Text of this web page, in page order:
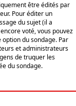
être édités par
Pour éditer un
du sujet (il a
voté, vous pouvez
du sondage. Par
et administrateurs
de truquer les
du sondage.